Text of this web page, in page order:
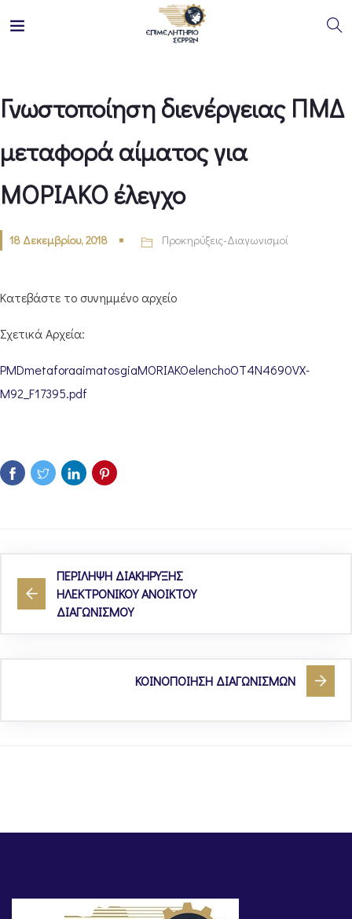
Γνωστοποίηση διενέργειας ΠΜΔ
μεταφορά αίματος για
ΜΟΡΙΑΚΟ έλεγχο
18 Δεκεμβρίου, 2018 Προκηρύξεις-Διαγωνισμοί
Κατεβάστε το συνημμένο αρχείο
Σχετικά Αρχεία:
PMDmetaforaaimatosgiaMORIAKOelenchoOT4N4690VX-
M92_F17395.pdf
ΠΕΡΙΛΗΨΗ ΔΙΑΚΗΡΥΞΗΣ
ΗΛΕΚΤΡΟΝΙΚΟΥ ΑΝΟΙΚΤΟΥ
ΔΙΑΓΩΝΙΣΜΟΥ
ΚΟΙΝΟΠΟΙΗΣΗ ΔΙΑΓΩΝΙΣΜΩΝ